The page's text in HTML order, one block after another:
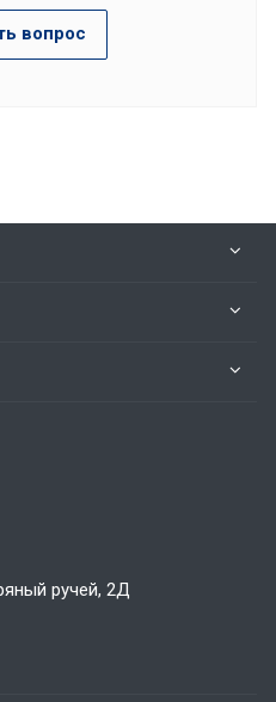
вопрос
ручей, 2Д